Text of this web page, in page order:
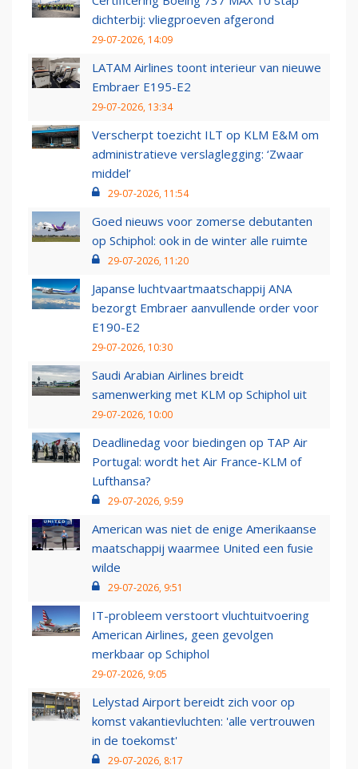
dichterbij: vliegproeven afgerond
29-07-2026, 14:09
LATAM Airlines toont interieur van nieuwe
Embraer E195-E2
29-07-2026, 13:34
Verscherpt toezicht ILT op KLM E&M om
administratieve verslaglegging: ‘Zwaar
middel’
29-07-2026, 11:54
Goed nieuws voor zomerse debutanten
op Schiphol: ook in de winter alle ruimte
29-07-2026, 11:20
Japanse luchtvaartmaatschappij ANA
bezorgt Embraer aanvullende order voor
E190-E2
29-07-2026, 10:30
Saudi Arabian Airlines breidt
samenwerking met KLM op Schiphol uit
29-07-2026, 10:00
Deadlinedag voor biedingen op TAP Air
Portugal: wordt het Air France-KLM of
Lufthansa?
29-07-2026, 9:59
American was niet de enige Amerikaanse
maatschappij waarmee United een fusie
wilde
29-07-2026, 9:51
IT-probleem verstoort vluchtuitvoering
American Airlines, geen gevolgen
merkbaar op Schiphol
29-07-2026, 9:05
Lelystad Airport bereidt zich voor op
komst vakantievluchten: 'alle vertrouwen
in de toekomst'
29-07-2026, 8:17